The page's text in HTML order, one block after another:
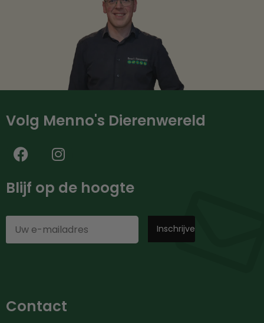
Volg Menno's Dierenwereld
Blijf op de hoogte
Contact